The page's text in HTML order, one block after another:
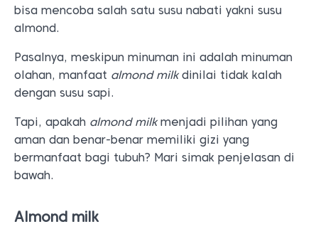
bisa mencoba salah satu susu nabati yakni susu
almond.
Pasalnya, meskipun minuman ini adalah minuman
olahan, manfaat almond milkdinilai tidak kalah
dengan susu sapi.
Tapi, apakah almond milkmenjadi pilihan yang
aman dan benar-benar memiliki gizi yang
bermanfaat bagi tubuh? Mari simak penjelasan di
bawah.
Almond milk